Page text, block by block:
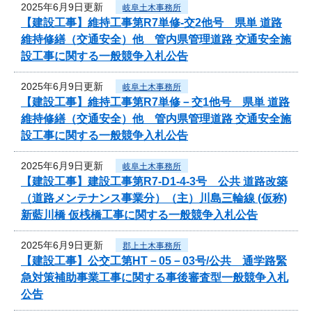
2025年6月9日更新 岐阜土木事務所
【建設工事】維持工事第R7単修-交2他号 県単 道路
維持修繕（交通安全）他 管内県管理道路 交通安全施
設工事に関する一般競争入札公告
2025年6月9日更新 岐阜土木事務所
【建設工事】維持工事第R7単修－交1他号 県単 道路
維持修繕（交通安全）他 管内県管理道路 交通安全施
設工事に関する一般競争入札公告
2025年6月9日更新 岐阜土木事務所
【建設工事】建設工事第R7-D1-4-3号 公共 道路改築
（道路メンテナンス事業分）（主）川島三輪線 (仮称)
新藍川橋 仮桟橋工事に関する一般競争入札公告
2025年6月9日更新 郡上土木事務所
【建設工事】公交工第HT－05－03号/公共 通学路緊
急対策補助事業工事に関する事後審査型一般競争入札
公告